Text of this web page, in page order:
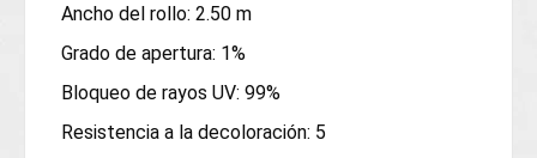
Ancho del rollo: 2.50 m
Grado de apertura: 1%
Bloqueo de rayos UV: 99%
Resistencia a la decoloración: 5